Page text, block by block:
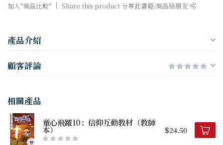
加入"商品比較" Share this product 分享此書籍/商品給朋友
產品介紹
顧客評論
相關產品
童心飛躍10：信仰互動教材（教師
本） $24.50